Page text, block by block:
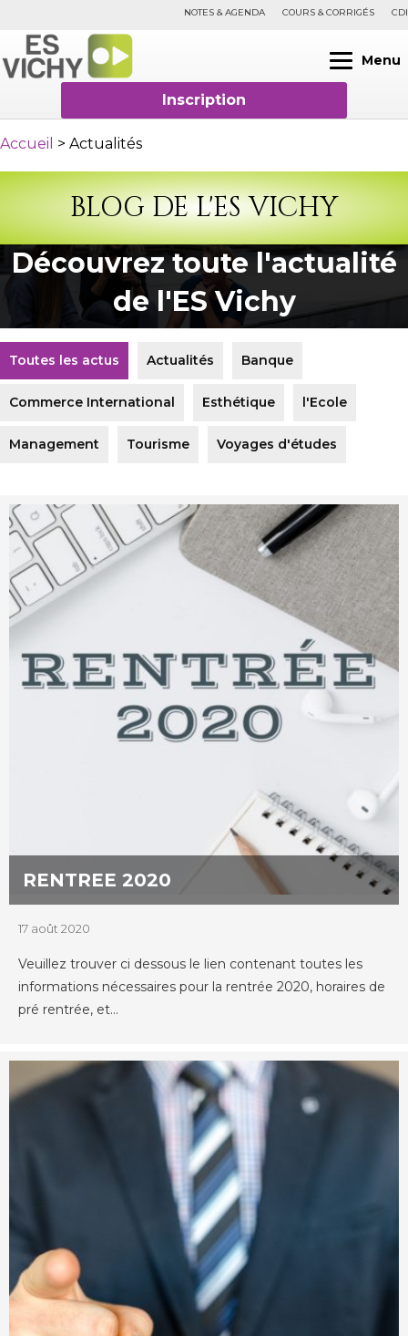
NOTES & AGENDA COURS & CORRIGÉS CDI
Menu
Inscription
Accueil > Actualités
BLOG DE L'ES VICHY
Découvrez toute l'actualité
de l'ES Vichy
Toutes les actus Actualités Banque
Commerce International Esthétique l'Ecole
Management Tourisme Voyages d'études
RENTREE 2020
17 août 2020
Veuillez trouver ci dessous le lien contenant toutes les
informations nécessaires pour la rentrée 2020, horaires de
pré rentrée, et...